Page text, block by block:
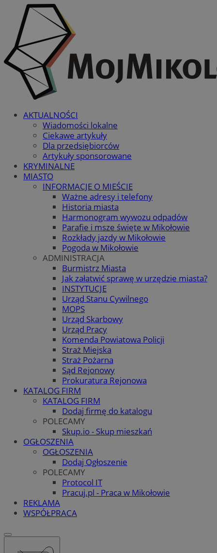
AKTUALNOŚCI
Wiadomości lokalne
Ciekawe artykuły
Dla przedsiębiorców
Artykuły sponsorowane
KRYMINALNE
MIASTO
INFORMACJE O MIEŚCIE
Ważne adresy i telefony
Historia miasta
Harmonogram wywozu odpadów
Parafie i msze święte w Mikołowie
Rozkłady jazdy w Mikołowie
Pogoda w Mikołowie
ADMINISTRACJA
Burmistrz Miasta
Jak załatwić sprawę w urzędzie miasta?
INSTYTUCJE
Urząd Stanu Cywilnego
MOPS
Urząd Skarbowy
Urząd Pracy
Komenda Powiatowa Policji
Straż Miejska
Straż Pożarna
Sąd Rejonowy
Prokuratura Rejonowa
KATALOG FIRM
KATALOG FIRM
Dodaj firmę do katalogu
POLECAMY
Skup.io - Skup mieszkań
OGŁOSZENIA
OGŁOSZENIA
Dodaj Ogłoszenie
POLECAMY
Protocol IT
Pracuj.pl - Praca w Mikołowie
REKLAMA
WSPÓŁPRACA